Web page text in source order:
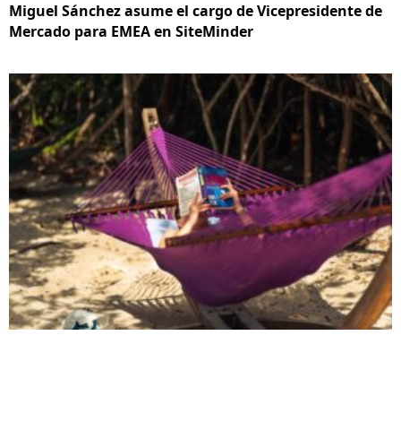
Miguel Sánchez asume el cargo de Vicepresidente de
Mercado para EMEA en SiteMinder